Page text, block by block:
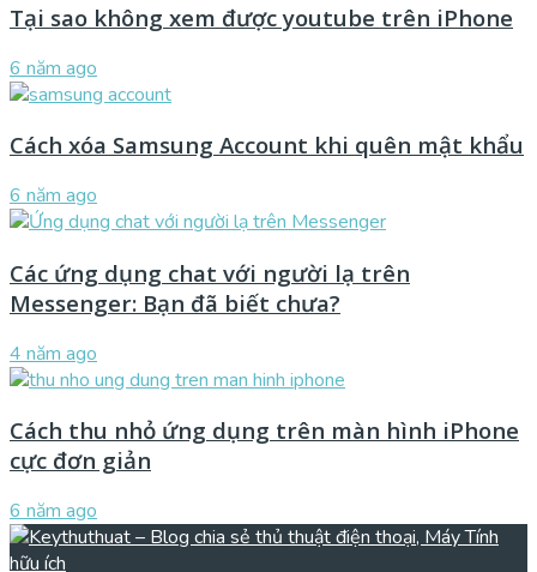
Tại sao không xem được youtube trên iPhone
6 năm ago
Cách xóa Samsung Account khi quên mật khẩu
6 năm ago
Các ứng dụng chat với người lạ trên
Messenger: Bạn đã biết chưa?
4 năm ago
Cách thu nhỏ ứng dụng trên màn hình iPhone
cực đơn giản
6 năm ago